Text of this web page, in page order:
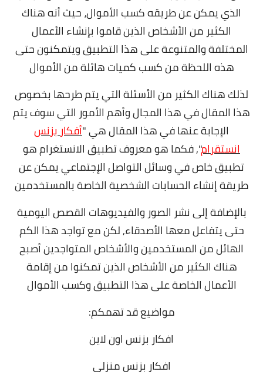
الذي يمكن عن طريقه كسب الأموال، حيث أنه هناك
الكثير من الأشخاص الذين قاموا بإنشاء الأعمال
المختلفة والمتنوعة على هذا التطبيق ويتمكنون حتى
هذه اللحظة من كسب كميات هائلة من الأموال
لذلك هناك الكثير من الأسئلة التي يتم طرحها بخصوص
هذا المقال في هذا المجال وأهم الأمور التي سوف يتم
الإجابة عنها في هذا المقال هي "أفكار بزنس
انستقرام", فكما هو معروف تطبيق الانستغرام هو
تطبيق خاص في وسائل التواصل الإجتماعي يمكن عن
طريقة إنشاء الحسابات الشخصية الخاصة بالمستخدمين
بالإضافة إلى نشر الصور والفيديوهات القصص اليومية
حتى يتفاعل معها الأصدقاء,لكن مع تواجد هذا الكم
الهائل من المستخدمين والأشخاص المتواجدين أصبح
هناك الكثير من الأشخاص الذين تمكنوا من إقامة
الأعمال الخاصة على هذا التطبيق وكسب الأموال
مواضيع قد تهمكم:
افكار بزنس اون لاين
افكار بزنس منزلي